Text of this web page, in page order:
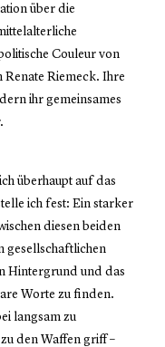
über die
Couleur von
Renate Riemeck. Ihre
ihr gemeinsames
überhaupt auf das
ich fest: Ein starker
diesen beiden
gesellschaftlichen
Hintergrund und das
Worte zu finden.
langsam zu
den Waffen griff –